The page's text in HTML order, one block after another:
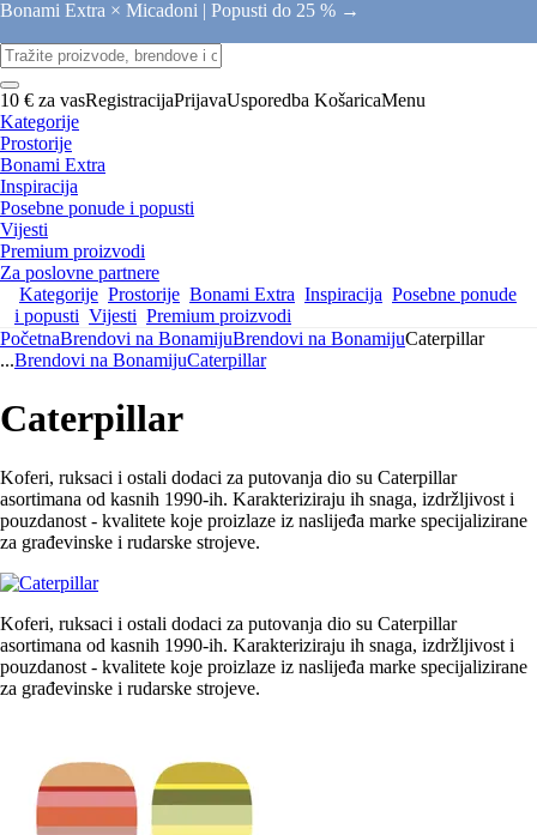
Bonami Extra × Micadoni | Popusti do 25 % →
10 € za vasRegistracijaPrijavaUsporedba KošaricaMenu
Kategorije
Prostorije
Bonami Extra
Inspiracija
Posebne ponude i popusti
Vijesti
Premium proizvodi
Za poslovne partnere
Kategorije Prostorije Bonami Extra Inspiracija Posebne ponude
i popusti Vijesti Premium proizvodi
PočetnaBrendovi na BonamijuBrendovi na BonamijuCaterpillar
...Brendovi na BonamijuCaterpillar
Caterpillar
Koferi, ruksaci i ostali dodaci za putovanja dio su Caterpillar
asortimana od kasnih 1990-ih. Karakteriziraju ih snaga, izdržljivost i
pouzdanost - kvalitete koje proizlaze iz naslijeđa marke specijalizirane
za građevinske i rudarske strojeve.
Koferi, ruksaci i ostali dodaci za putovanja dio su Caterpillar
asortimana od kasnih 1990-ih. Karakteriziraju ih snaga, izdržljivost i
pouzdanost - kvalitete koje proizlaze iz naslijeđa marke specijalizirane
za građevinske i rudarske strojeve.